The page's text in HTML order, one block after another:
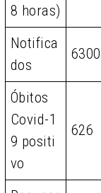
8 horas)
Notifica
dos
6300
Óbitos
Covid-1
9 positi
vo
626